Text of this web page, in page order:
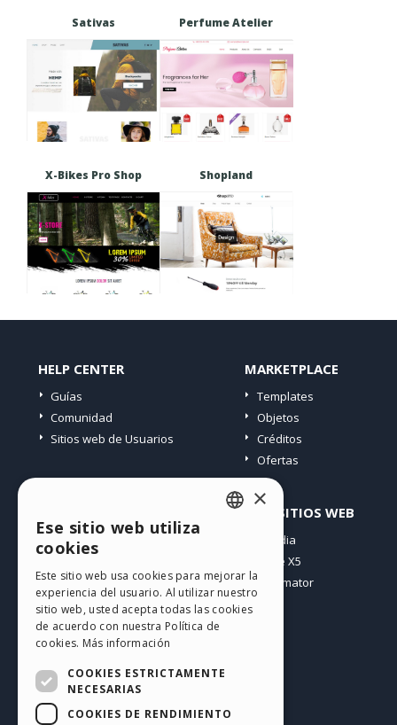
Sativas Perfume Atelier
X-Bikes Pro Shop Shopland
HELP CENTER
Guías
Comunidad
Sitios web de Usuarios
MARKETPLACE
Templates
Objetos
Créditos
Ofertas
Mis post
Mis download
Espacio Web
Mis Créditos
OTROS SITIOS WEB
Incomedia
WebSite X5
WebAnimator
GERMAN
SPANISH
RUSSIAN
×
Ese sitio web utiliza
cookies
Este sitio web usa cookies para mejorar la
experiencia del usuario. Al utilizar nuestro
sitio web, usted acepta todas las cookies
de acuerdo con nuestra Política de
cookies. Más información
COOKIES ESTRICTAMENTE
NECESARIAS
COOKIES DE RENDIMIENTO